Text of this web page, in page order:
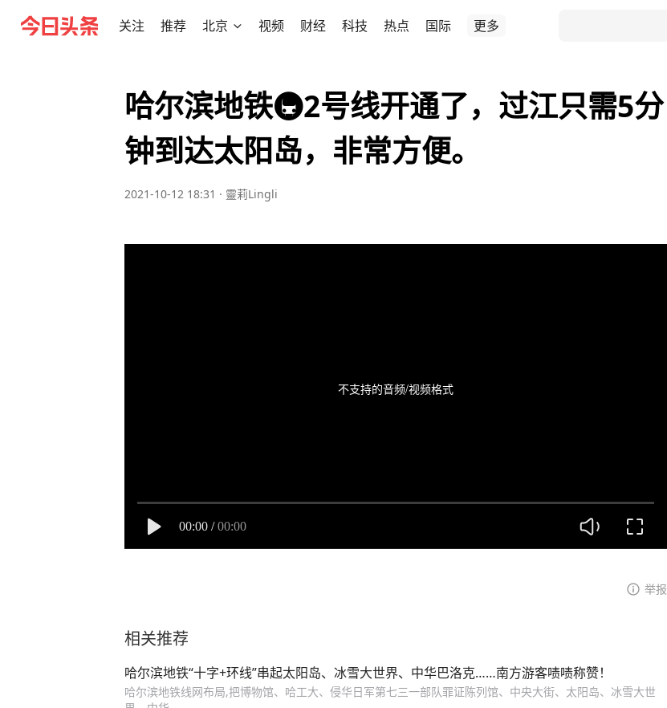
关注 推荐 北京 视频 财经 科技 热点 国际 更多
哈尔滨地铁🚇2号线开通了，过江只需5分
钟到达太阳岛，非常方便。
2021-10-12 18:31 · 靈莉Lingli
不支持的音频/视频格式
00:00 / 00:00
举报
相关推荐
哈尔滨地铁“十字+环线”串起太阳岛、冰雪大世界、中华巴洛克……南方游客啧啧称赞！
哈尔滨地铁线网布局,把博物馆、哈工大、侵华日军第七三一部队罪证陈列馆、中央大街、太阳岛、冰雪大世